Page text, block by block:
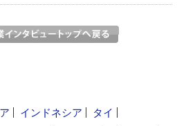
インドネシア
タイ